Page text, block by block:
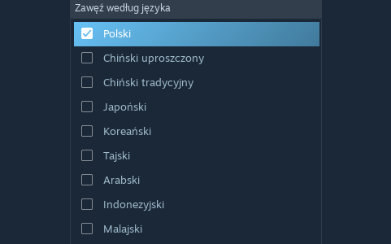
Zawęź według języka
Polski
Chiński uproszczony
Chiński tradycyjny
Japoński
Koreański
Tajski
Arabski
Indonezyjski
Malajski